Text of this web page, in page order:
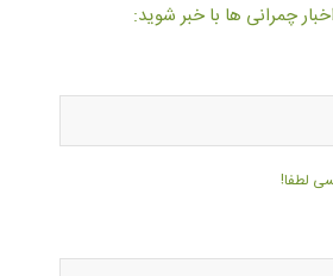
چمرانی ها با خبر شوید: